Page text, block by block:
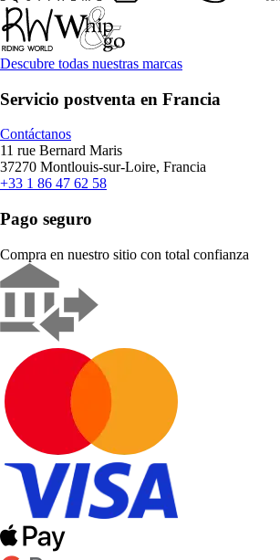
Descubre todas nuestras marcas
Servicio postventa en Francia
Contáctanos
11 rue Bernard Maris
37270 Montlouis-sur-Loire, Francia
+33 1 86 47 62 58
Pago seguro
Compra en nuestro sitio con total confianza